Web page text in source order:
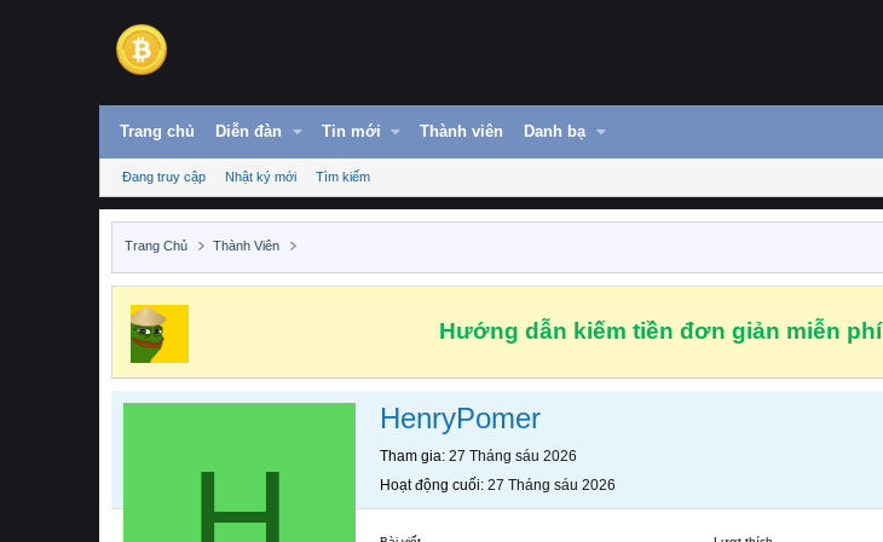
Trang chủ Diễn đàn Tin mới Thành viên Danh bạ
Đang truy cập Nhật ký mới Tìm kiếm
Trang Chủ Thành Viên
Hướng dẫn kiếm tiền đơn giản miễn phí
HenryPomer
Tham gia 27 Tháng sáu 2026
Hoạt động cuối 27 Tháng sáu 2026